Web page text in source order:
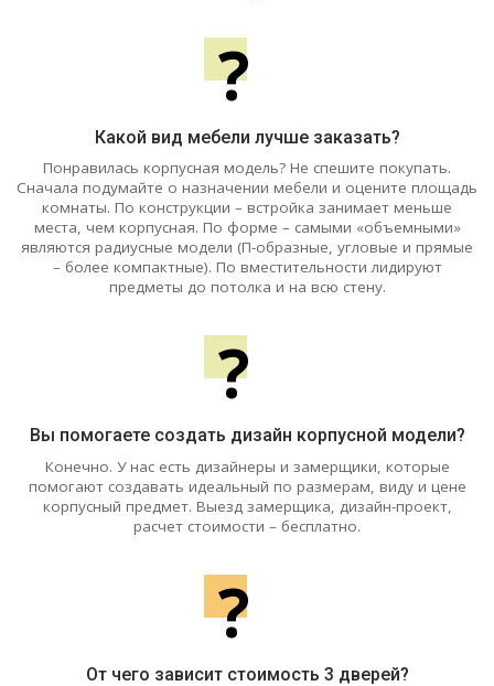
?
Какой вид мебели лучше заказать?
Понравилась корпусная модель? Не спешите покупать.
Сначала подумайте о назначении мебели и оцените площадь
комнаты. По конструкции – встройка занимает меньше
места, чем корпусная. По форме – самыми «объемными»
являются радиусные модели (П-образные, угловые и прямые
– более компактные). По вместительности лидируют
предметы до потолка и на всю стену.
?
Вы помогаете создать дизайн корпусной модели?
Конечно. У нас есть дизайнеры и замерщики, которые
помогают создавать идеальный по размерам, виду и цене
корпусный предмет. Выезд замерщика, дизайн-проект,
расчет стоимости – бесплатно.
?
От чего зависит стоимость 3 дверей?